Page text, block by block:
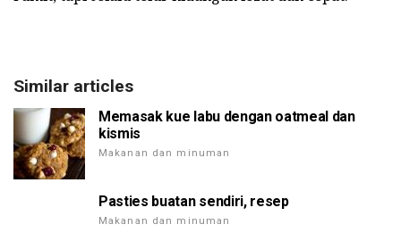
Similar articles
Memasak kue labu dengan oatmeal dan
kismis
Makanan dan minuman
Pasties buatan sendiri, resep
Makanan dan minuman